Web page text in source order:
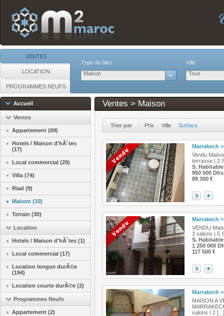
VENTES
LOCATION
PROGRAMMES NEUFS
Type du bien
Maison
Ville
Tous
Accueil
Ventes
Appartement (69)
Hotels / Maison d'hÃ´tes
(17)
Local commercial (29)
Villa (74)
Riad (9)
Maison (10)
Terrain (30)
Location
Hotels / Maison d'hÃ´tes (1)
Local commercial (17)
Location longue durÃ©e
(194)
Location courte durÃ©e (2)
Programmes Neufs
Appartement (2)
Ventes > Maison
Trier par Prix Ville Surface
Marrakech >
Vendu
terrasse | 2
S.
950 000 Dhs
89 300 €
Marrakech >
VENDU
3 salons | 5
S.
1 250 000
117 500 €
Marrakech >
MAISON A
salons | 2 [...]